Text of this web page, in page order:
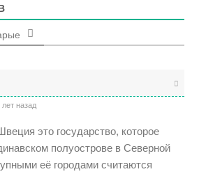
лет назад
это государство, которое
полуострове в Северной
её городами считаются